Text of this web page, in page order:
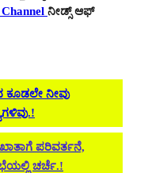
ನೀಡ್ಸ್ ಆಫ್
ನೀವು
ಪರಿವರ್ತನೆ,
ಚರ್ಚೆ.!